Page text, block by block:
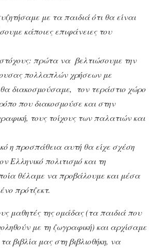
με τα παιδιά ότι θα είναι
κάποιες επιφάνειες του
πρώτα να βελτιώσουμε την
πολλαπλών χρήσεων με
θα διακοσμούσαμε, τον τεράστιο χώρο
που διακοσμούσε και στην
τους τοίχους των παλατιών και
η προσπάθεια αυτή θα είχε σχέση
Ελληνικό πολιτισμό και τη
θέλαμε να προβάλουμε και μέσα
πρότζεκτ.
μαθητές της ομάδας (τα παιδιά που
με τη ζωγραφική) και αρχίσαμε
βιβλία μας στη βιβλιοθήκη, να